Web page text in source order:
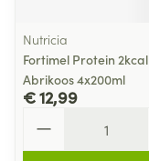
Nutricia
Fortimel Protein 2kcal
Abrikoos 4x200ml
€ 12,99